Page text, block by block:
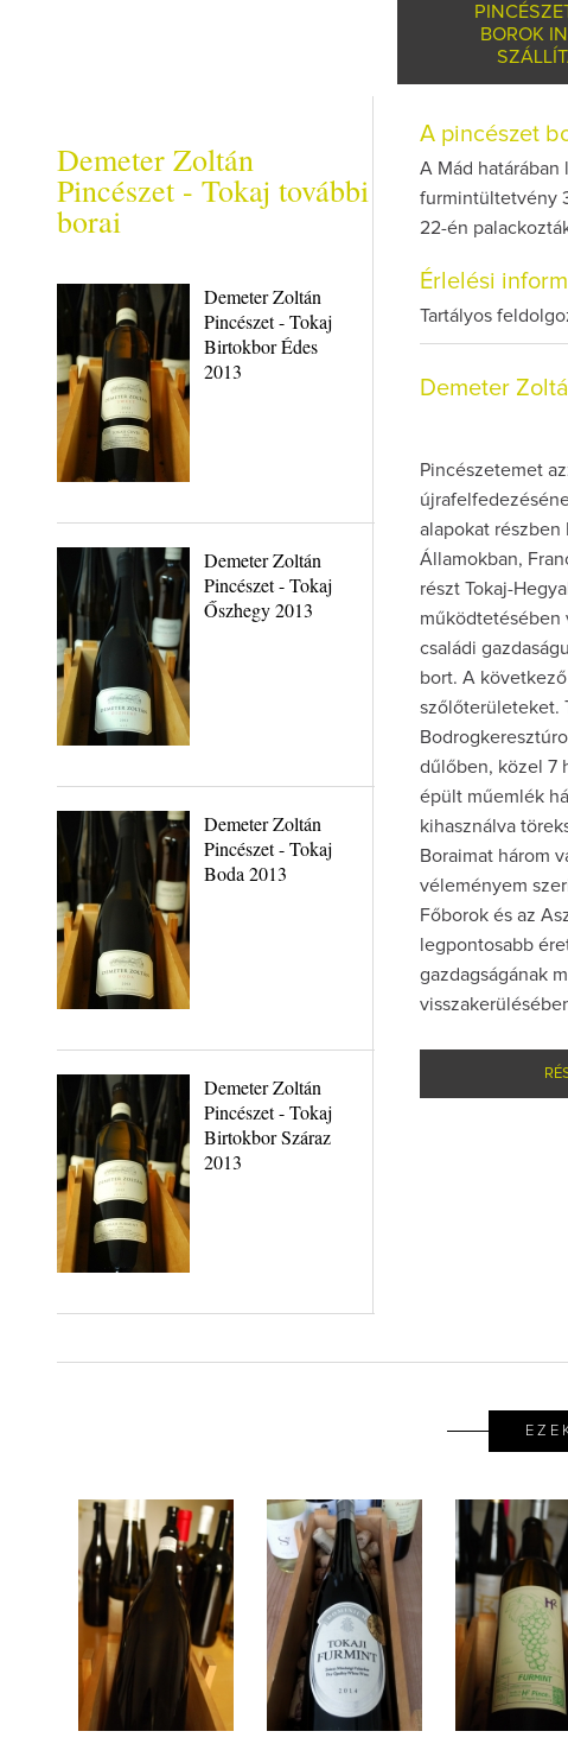
BOROK
Demeter Zoltán
Pincészet - Tokaj további
borai
Demeter Zoltán
Pincészet - Tokaj
Birtokbor Édes
2013
Demeter Zoltán
Pincészet - Tokaj
Őszhegy 2013
Demeter Zoltán
Pincészet - Tokaj
Boda 2013
Demeter Zoltán
Pincészet - Tokaj
Birtokbor Száraz
2013
A pincészet
A Mád
furmintültetvény
22-én
Érlelési
Tartályos
Demeter
Pincészetemet
alapokat részben
Államokban,
részt Tokaj-
működtetésében
családi
bort. A
szőlőterületeket.
dűlőben, közel 7
épült műemlék
kihasználva
Boraimat három
véleményem
Főborok és az
legpontosabb
gazdagságának